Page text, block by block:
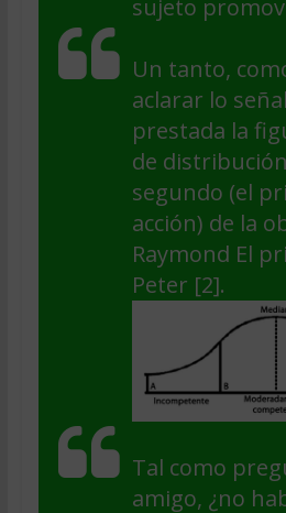
sujeto
Un tanto,
aclarar lo
prestada la
de
segundo (el
acción) de la
Raymond El
Peter [2].
Tal como
amigo, ¿no